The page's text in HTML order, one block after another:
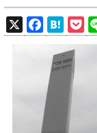
X
F
a
ce
b
o
o
k
H
at
e
n
a
P
o